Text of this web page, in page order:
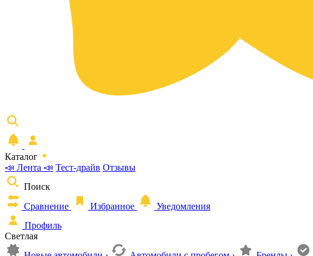
Каталог
📣 Лента 📣 Тест-драйв Отзывы
Поиск
Сравнение
Избранное
Уведомления
Профиль
Светлая